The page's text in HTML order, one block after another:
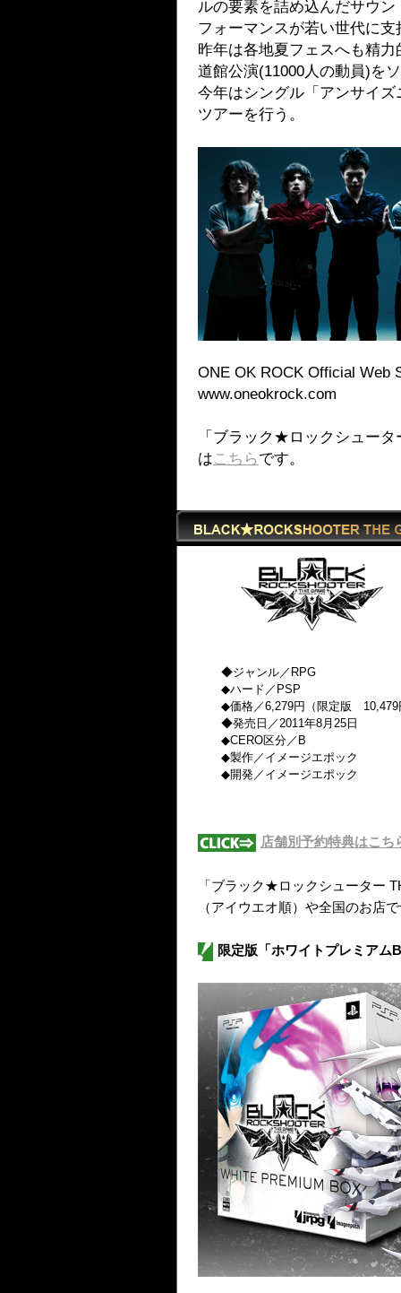
ルの要素を詰め込んだサウ
フォーマンスが若い世代に
昨年は各地夏フェスへも精
道館公演(11000人の動員)を
今年はシングル「アンサイ
ツアーを行う。
ONE OK ROCK Official Web
www.oneokrock.com
「ブラック★ロックシュー
はこちらです。
◆ジャンル／RPG
◆ハード／PSP
◆価格／6,279円（限定版
◆発売日／2011年8月25日
◆CERO区分／B
◆製作／イメージエポック
◆開発／イメージエポック
店舗別予約特典はこち
「ブラック★ロックシューター
（アイウエオ順）や全国のお店
限定版「ホワイトプレミアム